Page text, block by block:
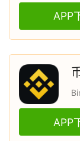
APP
APP